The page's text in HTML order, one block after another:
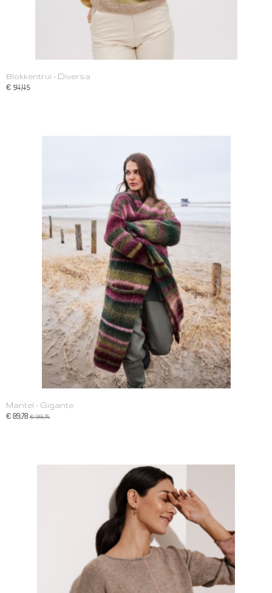
Blokkentrui - Diversa
€ 54,45
Mantel - Gigante
€ 89,78 € 99,75